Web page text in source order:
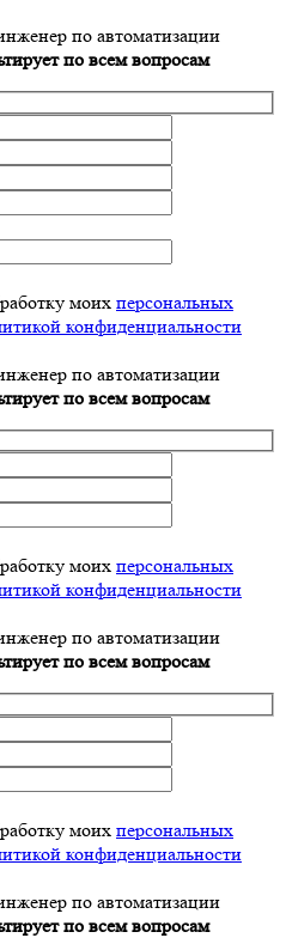
по автоматизации
по всем вопросам
моих персональных
конфиденциальности
по автоматизации
по всем вопросам
моих персональных
конфиденциальности
по автоматизации
по всем вопросам
моих персональных
конфиденциальности
по автоматизации
по всем вопросам